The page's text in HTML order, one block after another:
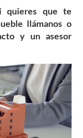
quieres que te
llámanos o
y un asesor